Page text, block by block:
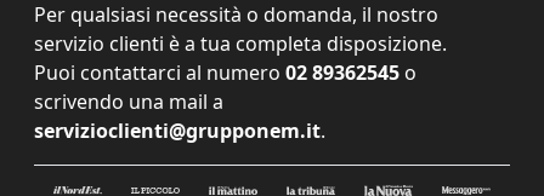
Per qualsiasi necessità o domanda, il nostro
servizio clienti è a tua completa disposizione.
Puoi contattarci al numero 02 89362545 o
scrivendo una mail a
servizioclienti@grupponem.it.